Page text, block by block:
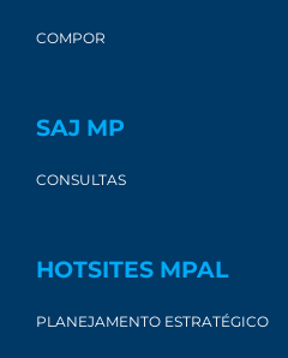
COMPOR
SAJ MP
CONSULTAS
HOTSITES MPAL
PLANEJAMENTO ESTRATÉGICO